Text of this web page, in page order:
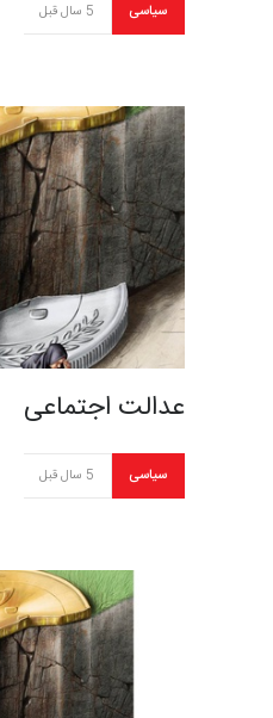
سیاسی 5 سال قبل
عدالت اجتماعی
سیاسی 5 سال قبل